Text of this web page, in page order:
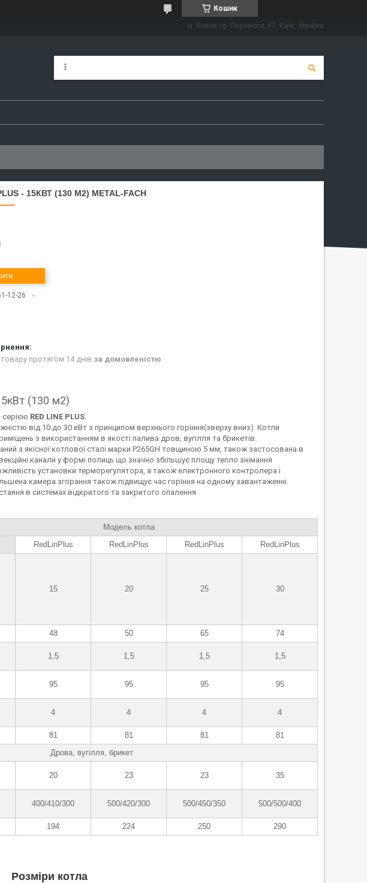
Кошик
м. Нивки пр. Перемоги, 67, Київ, Україна
- 15КВТ (130 М2) METAL-FACH
12-26
протягом 14 днів за домовленістю
(130 м2)
RED LINE PLUS.
від 10 до 30 кВт з принципом верхнього горіння(зверху вниз). Котли
з використанням в якості палива дров, вугілля та брикетів.
з якісної котлової сталі марки P265GH товщиною 5 мм, також застосована в
канали у формі полиць що значно збільшує площу тепло знімання
установки терморегулятора, а також електронного контролера і
камера згорання також підвищує час горіння на одному завантаженні.
в системах відкритого та закритого опалення
Модель котла
RedLinPlus RedLinPlus RedLinPlus
RedLinPlus
15 20 25 30
48 50 65
74
1,5 1,5 1,5 1,5
95 95 95 95
4 4 4 4
81 81 81
81
Дрова, вугілля, брикет
20 23 23 35
400/410/300 500/420/300 500/450/350 500/500/400
194 224 250 290
Розміри котла